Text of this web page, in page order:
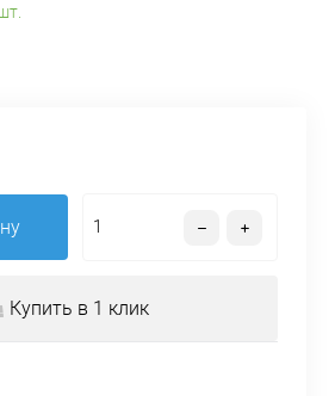
Купить в 1 клик